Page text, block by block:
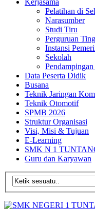
Kerjasama
Pelatihan di
Narasumber
Studi Tiru
Perguruan
Instansi
Sekolah
Data Peserta Didik
Busana
Teknik Jaringan
Teknik Otomotif
SPMB 2026
Struktur Organisasi
Visi, Misi & Tujuan
E-Learning
SMK N 1
Guru dan Karyawan